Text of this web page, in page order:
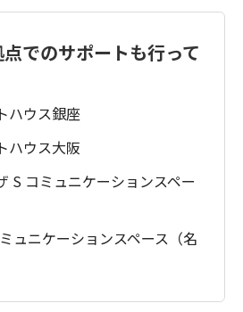
でのサポートも行って
ハウス銀座
ハウス大阪
S コミュニケーションスペー
ュニケーションスペース（名